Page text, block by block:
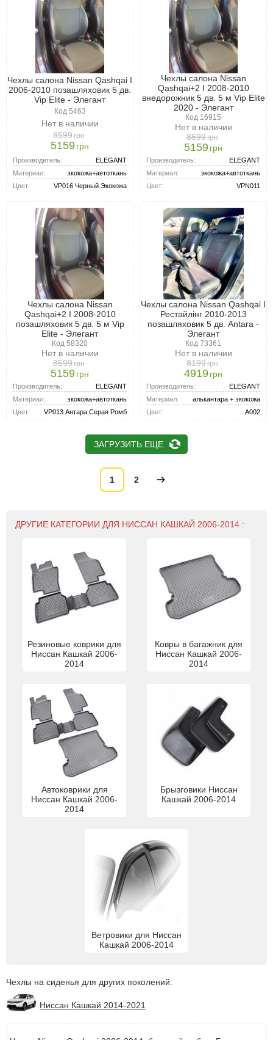
Чехлы салона Nissan Qashqai I
2006-2010 позашляховик 5 дв.
Vip Elite - Элегант
Код 5463
Нет в наличии
8599грн
5159грн
Производитель:
ELEGANT
Материал:
экокожа+автоткань
Цвет:
VP016 Черный.Экокожа
Чехлы салона Nissan
Qashqai+2 I 2008-2010
внедорожник 5 дв. 5 м Vip Elite
2020 - Элегант
Код 16915
Нет в наличии
8599грн
5159грн
Производитель:
ELEGANT
Материал:
экокожа+автоткань
Цвет:
VPN011
Чехлы салона Nissan
Qashqai+2 I 2008-2010
позашляховик 5 дв. 5 м Vip
Elite - Элегант
Код 58320
Нет в наличии
8599грн
5159грн
Производитель:
ELEGANT
Материал:
экокожа+автоткань
Цвет:
VP013 Антара Серая Ромб
Чехлы салона Nissan Qashqai I
Рестайлінг 2010-2013
позашляховик 5 дв. Antara -
Элегант
Код 73361
Нет в наличии
8199грн
4919грн
Производитель:
ELEGANT
Материал:
алькантара + экокожа
Цвет:
A002
ЗАГРУЗИТЬ ЕЩЕ
1 2
ДРУГИЕ КАТЕГОРИИ ДЛЯ НИССАН КАШКАЙ 2006-2014 :
Резиновые коврики для
Ниссан Кашкай 2006-
2014
Ковры в багажник для
Ниссан Кашкай 2006-
2014
Автоковрики для
Ниссан Кашкай 2006-
2014
Брызговики Ниссан
Кашкай 2006-2014
Ветровики для Ниссан
Кашкай 2006-2014
Чехлы на сиденья для других поколений:
Ниссан Кашкай 2014-2021